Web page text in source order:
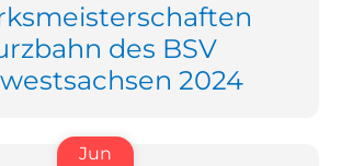
des BSV
2024
Jun